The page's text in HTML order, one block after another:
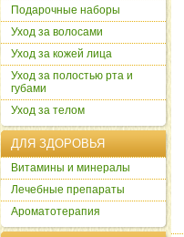
Подарочные наборы
Уход за волосами
Уход за кожей лица
Уход за полостью рта и
губами
Уход за телом
ДЛЯ ЗДОРОВЬЯ
Витамины и минералы
Лечебные препараты
Ароматотерапия